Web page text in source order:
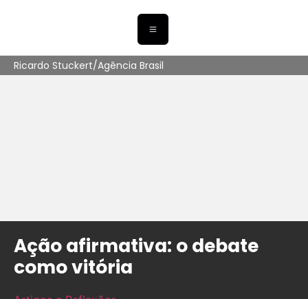
Ricardo Stuckert/Agência Brasil
Ação afirmativa: o debate
como vitória